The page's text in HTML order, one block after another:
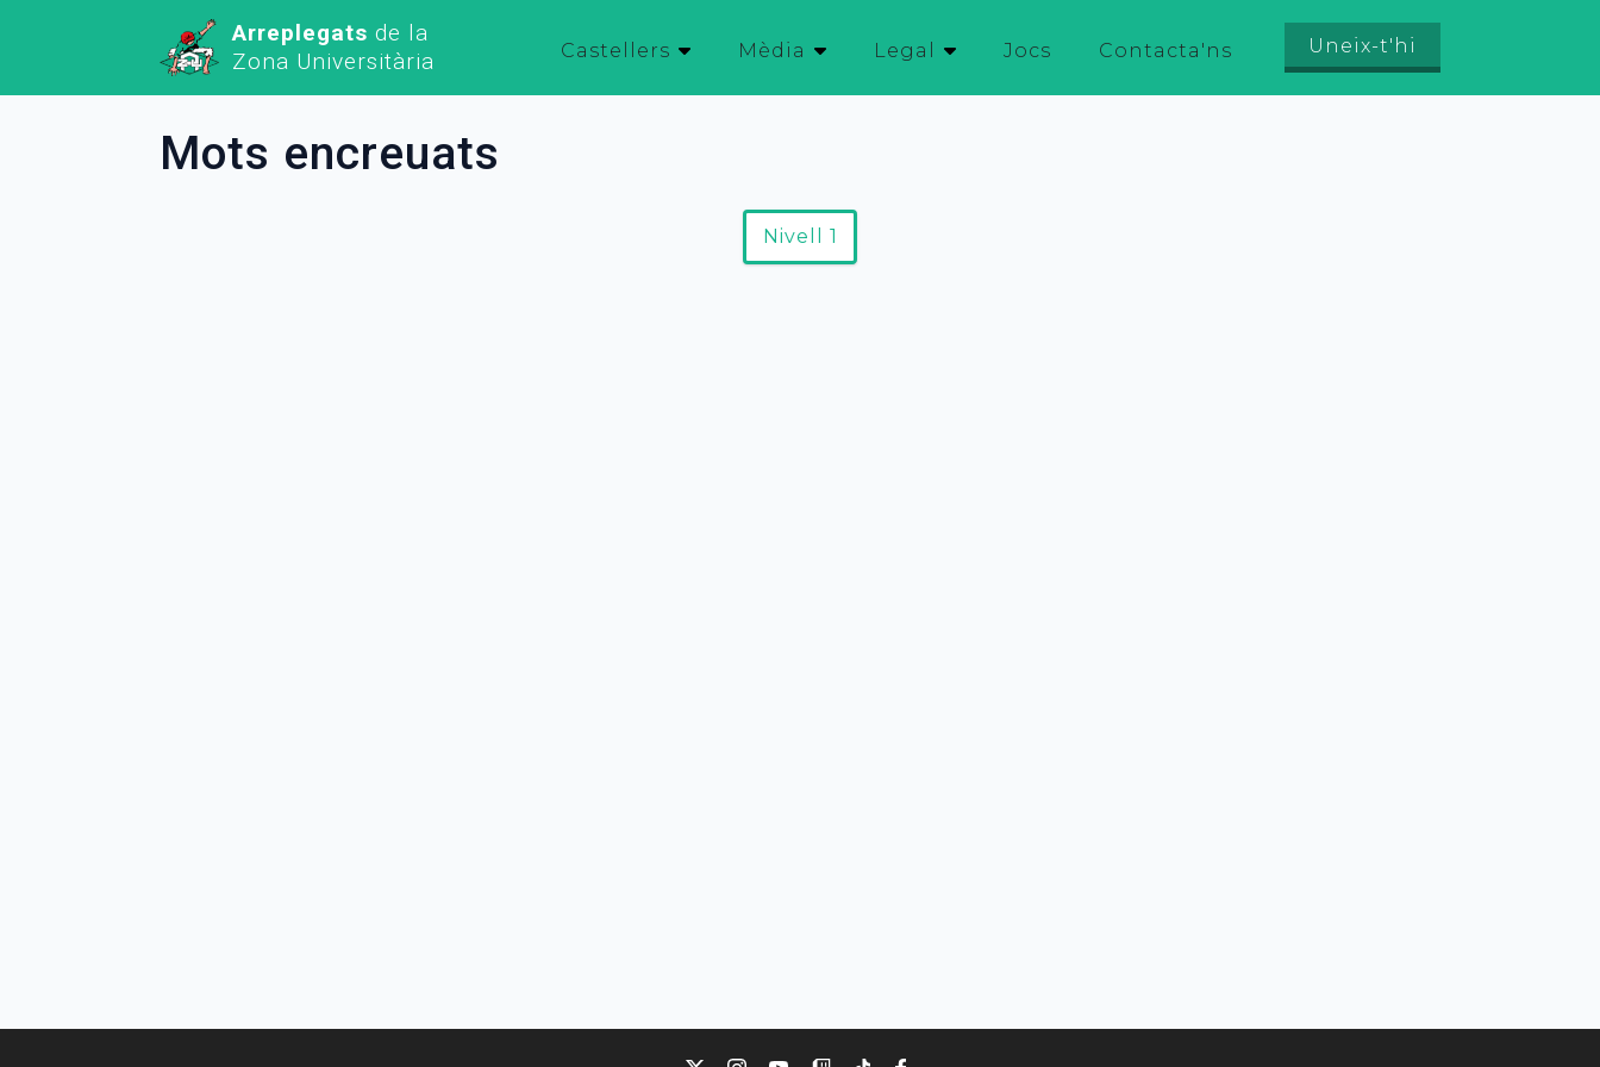
Arreplegats de la
Zona Universitària
Castellers Mèdia Legal Jocs Contacta'ns Uneix-t'hi
Mots encreuats
Nivell 1